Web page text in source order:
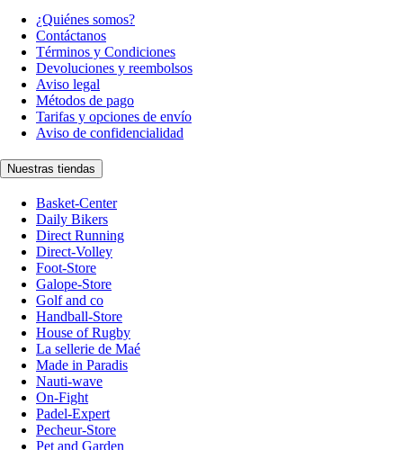
¿Quiénes somos?
Contáctanos
Términos y Condiciones
Devoluciones y reembolsos
Aviso legal
Métodos de pago
Tarifas y opciones de envío
Aviso de confidencialidad
Nuestras tiendas
Basket-Center
Daily Bikers
Direct Running
Direct-Volley
Foot-Store
Galope-Store
Golf and co
Handball-Store
House of Rugby
La sellerie de Maé
Made in Paradis
Nauti-wave
On-Fight
Padel-Expert
Pecheur-Store
Pet and Garden